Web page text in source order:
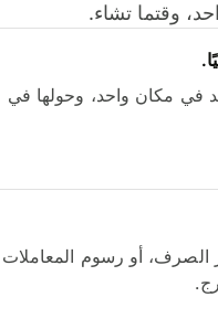
وقتما تشاء.
في مكان واحد، وحولها في
أو رسوم المعاملات